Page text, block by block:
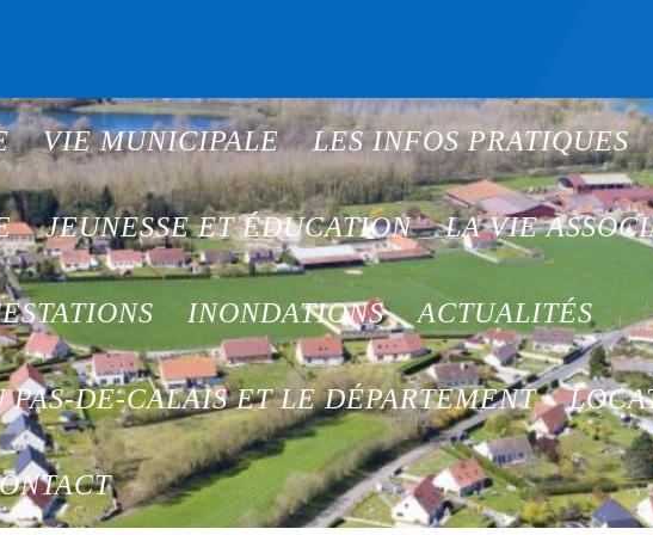
VIE MUNICIPALE LES INFOS PRATIQUES
JEUNESSE ET ÉDUCATION LA VIE
INONDATIONS ACTUALITÉS
PAS-DE-CALAIS ET LE DÉPARTEMENT